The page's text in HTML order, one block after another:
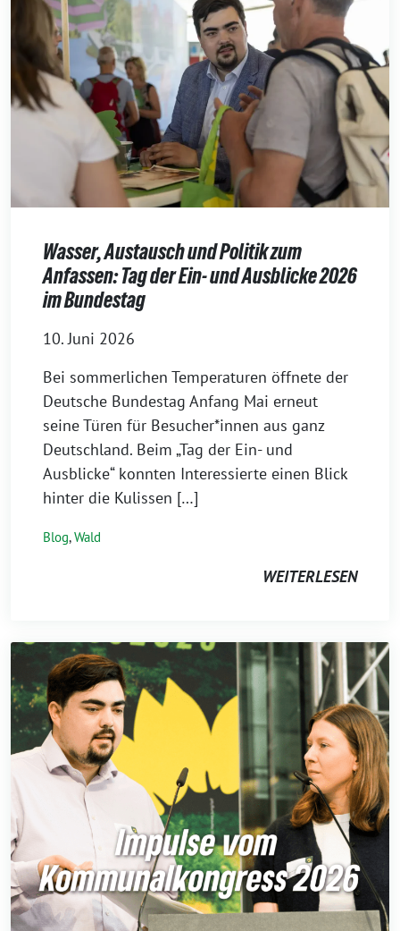
Wasser, Austausch und Politik zum
Anfassen: Tag der Ein- und Ausblicke 2026
im Bundestag
10. Juni 2026
Bei sommerlichen Temperaturen öffnete der
Deutsche Bundestag Anfang Mai erneut
seine Türen für Besucher*innen aus ganz
Deutschland. Beim „Tag der Ein- und
Ausblicke“ konnten Interessierte einen Blick
hinter die Kulissen […]
Blog,Wald
WEITERLESEN